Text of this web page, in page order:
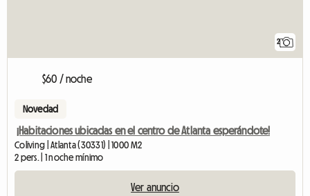
2
$60 / noche
Novedad
¡Habitaciones ubicadas en el centro de Atlanta esperándote!
Coliving | Atlanta (30331) | 1000 M2
2 pers. | 1 noche mínimo
Ver anuncio